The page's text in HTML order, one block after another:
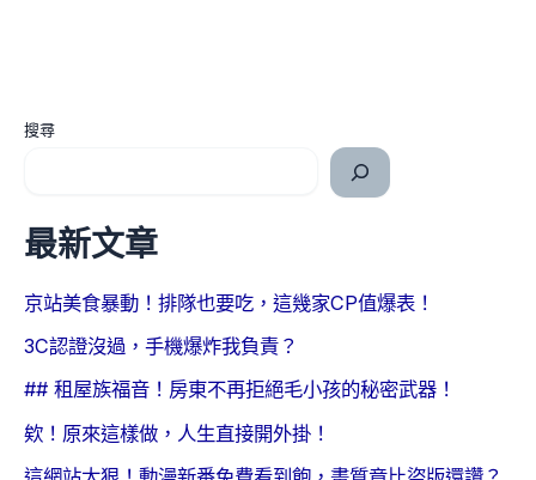
搜尋
最新文章
京站美食暴動！排隊也要吃，這幾家CP值爆表！
3C認證沒過，手機爆炸我負責？
## 租屋族福音！房東不再拒絕毛小孩的秘密武器！
欸！原來這樣做，人生直接開外掛！